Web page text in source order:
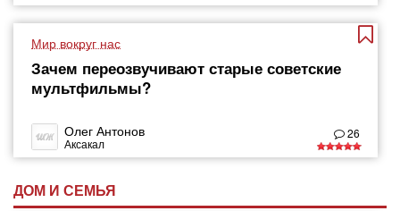
Мир вокруг нас
Зачем переозвучивают старые советские
мультфильмы?
Олег Антонов
Аксакал
26
ДОМ И СЕМЬЯ